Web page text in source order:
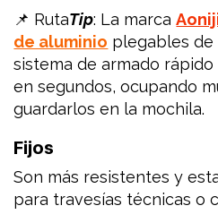
📌 RutaTip: La marca
de aluminio plegables de
sistema de armado
en segundos, ocupando
guardarlos en la mochila.
Fijos
Son más resistentes y
para travesías técnicas o